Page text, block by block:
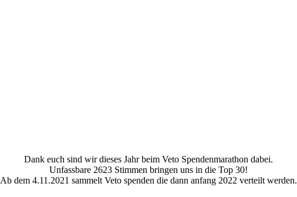
Dank euch sind wir dieses Jahr beim Veto Spendenmarathon dabei.
Unfassbare 2623 Stimmen bringen uns in die Top 30!
Ab dem 4.11.2021 sammelt Veto spenden die dann anfang 2022 verteilt werden.